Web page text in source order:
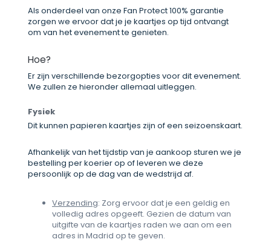
Als onderdeel van onze Fan Protect 100% garantie
zorgen we ervoor dat je je kaartjes op tijd ontvangt
om van het evenement te genieten.
Hoe?
Er zijn verschillende bezorgopties voor dit evenement.
We zullen ze hieronder allemaal uitleggen.
Fysiek
Dit kunnen papieren kaartjes zijn of een seizoenskaart.
Afhankelijk van het tijdstip van je aankoop sturen we je
bestelling per koerier op of leveren we deze
persoonlijk op de dag van de wedstrijd af.
Verzending: Zorg ervoor dat je een geldig en
volledig adres opgeeft. Gezien de datum van
uitgifte van de kaartjes raden we aan om een
adres in Madrid op te geven.